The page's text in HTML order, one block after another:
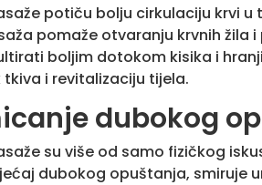
potiču bolju cirkulaciju krvi u
pomaže otvaranju krvnih žila
boljim dotokom kisika i
i revitalizaciju tijela.
dubokog
su više od samo fizičkog
dubokog opuštanja, smiruje